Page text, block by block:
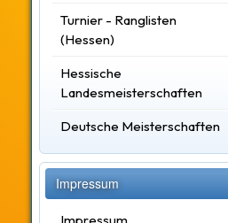
Turnier - Ranglisten
(Hessen)
Hessische
Landesmeisterschaften
Deutsche Meisterschaften
Impressum